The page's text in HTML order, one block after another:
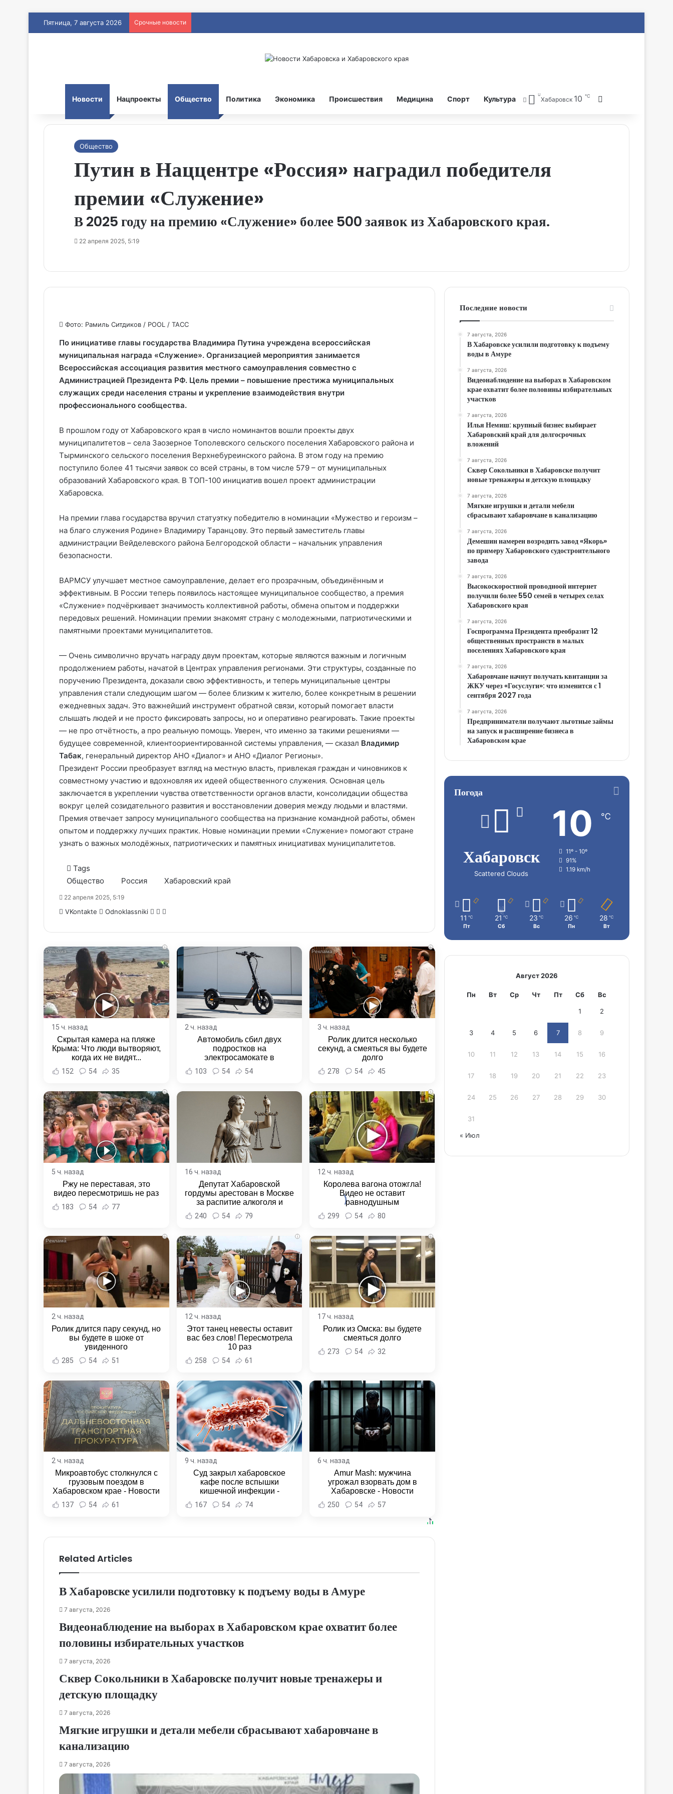
Пятница, 7 августа 2026 Срочные новости
Новости Нацпроекты Общество Политика Экономика Происшествия Медицина Спорт Культура Хабаровск 10 ℃
Общество
Путин в Наццентре «Россия» наградил победителя
премии «Служение»
В 2025 году на премию «Служение» более 500 заявок из Хабаровского края.
22 апреля 2025, 5:19
Фото: Рамиль Ситдиков / POOL / ТАСС
По инициативе главы государства Владимира Путина учреждена всероссийская
муниципальная награда «Служение». Организацией мероприятия занимается
Всероссийская ассоциация развития местного самоуправления совместно с
Администрацией Президента РФ. Цель премии – повышение престижа муниципальных
служащих среди населения страны и укрепление взаимодействия внутри
профессионального сообщества.
В прошлом году от Хабаровского края в число номинантов вошли проекты двух
муниципалитетов – села Заозерное Тополевского сельского поселения Хабаровского района и
Тырминского сельского поселения Верхнебуреинского района. В этом году на премию
поступило более 41 тысячи заявок со всей страны, в том числе 579 – от муниципальных
образований Хабаровского края. В ТОП-100 инициатив вошел проект администрации
Хабаровска.
На премии глава государства вручил статуэтку победителю в номинации «Мужество и героизм –
на благо служения Родине» Владимиру Таранцову. Это первый заместитель главы
администрации Вейделевского района Белгородской области – начальник управления
безопасности.
ВАРМСУ улучшает местное самоуправление, делает его прозрачным, объединённым и
эффективным. В России теперь появилось настоящее муниципальное сообщество, а премия
«Служение» подчёркивает значимость коллективной работы, обмена опытом и поддержки
передовых решений. Номинации премии знакомят страну с молодежными, патриотическими и
памятными проектами муниципалитетов.
— Очень символично вручать награду двум проектам, которые являются важным и логичным
продолжением работы, начатой в Центрах управления регионами. Эти структуры, созданные по
поручению Президента, доказали свою эффективность, и теперь муниципальные центры
управления стали следующим шагом — более близким к жителю, более конкретным в решении
ежедневных задач. Это важнейший инструмент обратной связи, который помогает власти
слышать людей и не просто фиксировать запросы, но и оперативно реагировать. Такие проекты
— не про отчётность, а про реальную помощь. Уверен, что именно за такими решениями —
будущее современной, клиентоориентированной системы управления, — сказал Владимир
Табак, генеральный директор АНО «Диалог» и АНО «Диалог Регионы».
Президент России преобразует взгляд на местную власть, привлекая граждан и чиновников к
совместному участию и вдохновляя их идеей общественного служения. Основная цель
заключается в укреплении чувства ответственности органов власти, консолидации общества
вокруг целей созидательного развития и восстановлении доверия между людьми и властями.
Премия отвечает запросу муниципального сообщества на признание командной работы, обмен
опытом и поддержку лучших практик. Новые номинации премии «Служение» помогают стране
узнать о важных молодёжных, патриотических и памятных инициативах муниципалитетов.
Tags
Общество
Россия Хабаровский край
22 апреля 2025, 5:19
VKontakte Odnoklassniki WhatsApp
Telegram
Email
i
15 ч. назад
Скрытая камера на пляже
Крыма: Что люди вытворяют,
когда их не видят...
152 54 35
2 ч. назад
Автомобиль сбил двух
подростков на
электросамокате в
Комсомольске-на-Амуре -
Новости Хабаровска и
103 54 54
i
3 ч. назад
Ролик длится несколько
секунд, а смеяться вы будете
долго
278 54 45
i
5 ч. назад
Ржу не переставая, это
видео пересмотришь не раз
183 54 77
16 ч. назад
Депутат Хабаровской
гордумы арестован в Москве
за распитие алкоголя и
неповиновение полиции -
Новости Хабаровска и
240 54 79
i
12 ч. назад
Королева вагона отожгла!
Видео не оставит
равнодушным
299 54 80
i
2 ч. назад
Ролик длится пару секунд, но
вы будете в шоке от
увиденного
285 54 51
i
12 ч. назад
Этот танец невесты оставит
вас без слов! Пересмотрела
10 раз
258 54 61
i
17 ч. назад
Ролик из Омска: вы будете
смеяться долго
273 54 32
2 ч. назад
Микроавтобус столкнулся с
грузовым поездом в
Хабаровском крае - Новости
Хабаровска и Хабаровского
края
137 54 61
9 ч. назад
Суд закрыл хабаровское
кафе после вспышки
кишечной инфекции -
Новости Хабаровска и
Хабаровского края
167 54 74
6 ч. назад
Amur Mash: мужчина
угрожал взорвать дом в
Хабаровске - Новости
Хабаровска и Хабаровского
края
250 54 57
Related Articles
В Хабаровске усилили подготовку к подъему воды в Амуре
7 августа, 2026
Видеонаблюдение на выборах в Хабаровском крае охватит более
половины избирательных участков
7 августа, 2026
Сквер Сокольники в Хабаровске получит новые тренажеры и
детскую площадку
7 августа, 2026
Мягкие игрушки и детали мебели сбрасывают хабаровчане в
канализацию
7 августа, 2026
Последние новости
7 августа, 2026
В Хабаровске усилили подготовку к подъему
воды в Амуре
7 августа, 2026
Видеонаблюдение на выборах в Хабаровском
крае охватит более половины избирательных
участков
7 августа, 2026
Илья Немиш: крупный бизнес выбирает
Хабаровский край для долгосрочных
вложений
7 августа, 2026
Сквер Сокольники в Хабаровске получит
новые тренажеры и детскую площадку
7 августа, 2026
Мягкие игрушки и детали мебели
сбрасывают хабаровчане в канализацию
7 августа, 2026
Демешин намерен возродить завод «Якорь»
по примеру Хабаровского судостроительного
завода
7 августа, 2026
Высокоскоростной проводноой интернет
получили более 550 семей в четырех селах
Хабаровского края
7 августа, 2026
Госпрограмма Президента преобразит 12
общественных пространств в малых
поселениях Хабаровского края
7 августа, 2026
Хабаровчане начнут получать квитанции за
ЖКУ через «Госуслуги»: что изменится с 1
сентября 2027 года
7 августа, 2026
Предприниматели получают льготные займы
на запуск и расширение бизнеса в
Хабаровском крае
Погода
Хабаровск
Scattered Clouds
10 ℃
11º - 10º
91%
1.19 km/h
11 ℃
Пт
21 ℃
Сб
23 ℃
Вс
26 ℃
Пн
28 ℃
Вт
Август 2026
Пн Вт Ср Чт Пт Сб Вс
1 2
3 4 5 6 7 8 9
10 11 12 13 14 15 16
17 18 19 20 21 22 23
24 25 26 27 28 29 30
31
« Июл